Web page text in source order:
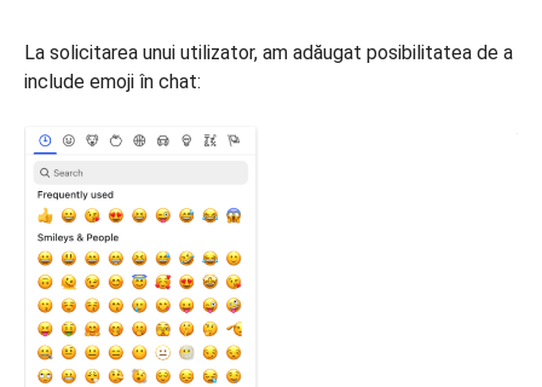
La solicitarea unui utilizator, am adăugat posibilitatea de a
include emoji în chat: